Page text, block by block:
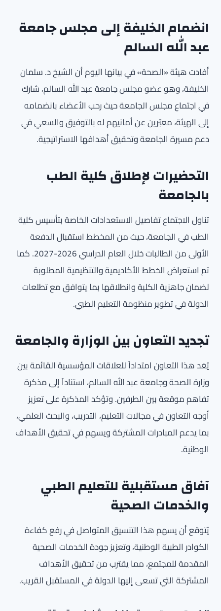
انضمام الخليفة إلى مجلس جامعة
عبد الله السالم
أفادت هيئة «الصحة» في بيانها اليوم أن الشيخ د. سلمان
الخليفة، وهو عضو مجلس جامعة عبد الله السالم، شارك
في اجتماع مجلس الجامعة حيث رحب الأعضاء بانضمامه
إلى الهيئة، معبّرين عن أمانيهم له بالتوفيق والسعي في
دعم مسيرة الجامعة وتحقيق أهدافها الاستراتيجية.
التحضيرات لإطلاق كلية الطب
بالجامعة
تناول الاجتماع تفاصيل الاستعدادات الخاصة بتأسيس كلية
الطب في الجامعة، حيث من المخطط استقبال الدفعة
الأولى من الطالبات خلال العام الدراسي 2026-2027. كما
تم استعراض الخطط الأكاديمية والتنظيمية المطلوبة
لضمان جاهزية الكلية وانطلاقها بما يتوافق مع تطلعات
الدولة في تطوير منظومة التعليم الطبي.
تجديد التعاون بين الوزارة والجامعة
يُعَد هذا التعاون امتداداً للعلاقات المؤسسية القائمة بين
وزارة الصحة وجامعة عبد الله السالم، استناداً إلى مذكرة
تفاهم موقعة بين الطرفين. وتؤكد المذكرة على تعزيز
أوجه التعاون في مجالات التعليم، التدريب، والبحث العلمي،
بما يدعم المبادرات المشتركة ويسهم في تحقيق الأهداف
الوطنية.
آفاق مستقبلية للتعليم الطبي
والخدمات الصحية
يُتوقع أن يسهم هذا التنسيق المتواصل في رفع كفاءة
الكوادر الطبية الوطنية، وتعزيز جودة الخدمات الصحية
المقدمة للمجتمع، مما يقترب من تحقيق الأهداف
المشتركة التي تسعى إليها الدولة في المستقبل القريب.